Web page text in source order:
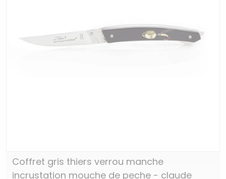
Coffret gris thiers verrou manche
incrustation mouche de peche - claude